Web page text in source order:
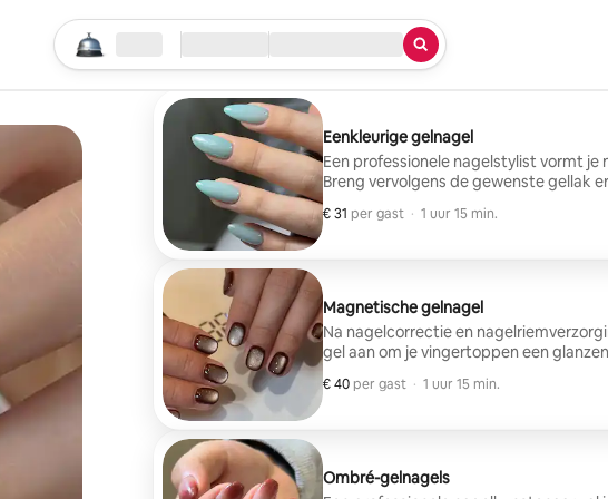
Begin je zoektocht
Locatie Inchecken/uitchecken
Service
Eenkleurige gelnagel
Een professionele nagelstylist vormt je
Breng vervolgens de gewenste gellak
verfijnde K-beauty-look te creëren. (Let
gelverwijdering, 20.000 won)
€ 31 per gast
€ 31 per gast
, · 1 uur 15 min.
Magnetische gelnagel
Na nagelcorrectie en
gel aan om je vingertoppen een
professionele nagelkunstenaar creëert
stijl door de lichtvlek met een magneet
€ 40 per gast
€ 40 per gast
, · 1 uur 15 min.
Ombré-gelnagels